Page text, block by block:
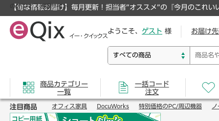
【旬な情報お届け】毎月更新！担当者”オススメ”の『今月のこれい
のオフィス通販サイト
ようこそ、 ゲスト 様 お届け
商品カテゴリー
一覧
一括コード
注文
注目商品 オフィス家具 DocuWorks 特別価格のPC/周辺機器 ノ